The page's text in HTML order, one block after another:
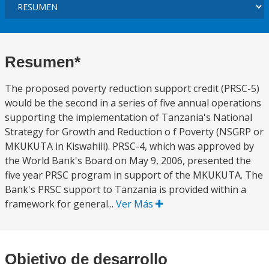
Resumen*
The proposed poverty reduction support credit (PRSC-5)
would be the second in a series of five annual operations
supporting the implementation of Tanzania's National
Strategy for Growth and Reduction o f Poverty (NSGRP or
MKUKUTA in Kiswahili). PRSC-4, which was approved by
the World Bank's Board on May 9, 2006, presented the
five year PRSC program in support of the MKUKUTA. The
Bank's PRSC support to Tanzania is provided within a
framework for general... Ver Más
Objetivo de desarrollo